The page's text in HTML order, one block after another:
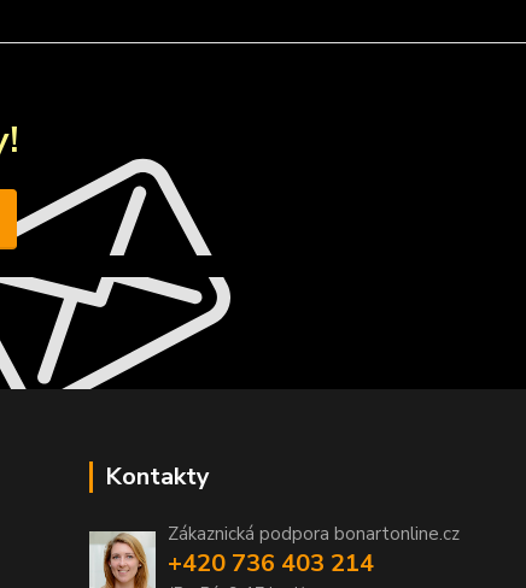
Kontakty
Zákaznická podpora bonartonline.cz
+420 736 403 214